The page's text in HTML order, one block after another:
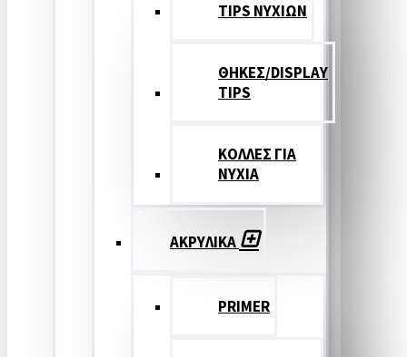
TIPS ΝΥΧΙΩΝ
ΘΗΚΕΣ/DISPLAY
TIPS
ΚΟΛΛΕΣ ΓΙΑ
ΝΥΧΙΑ
ΑΚΡΥΛΙΚΑ
PRIMER